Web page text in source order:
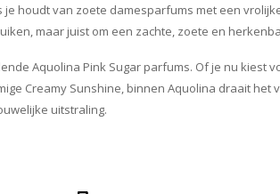
houdt van zoete damesparfums met een
maar juist om een zachte, zoete en
Aquolina Pink Sugar parfums. Of je nu kiest
Creamy Sunshine, binnen Aquolina draait het
uitstraling.